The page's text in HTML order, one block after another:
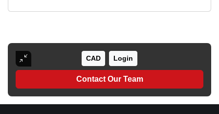
CAD Login
Contact Our Team